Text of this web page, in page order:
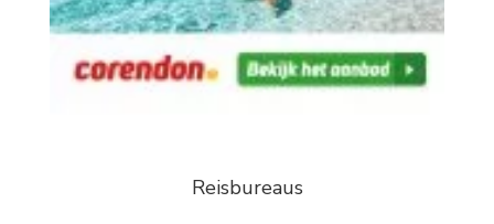
Reisbureaus